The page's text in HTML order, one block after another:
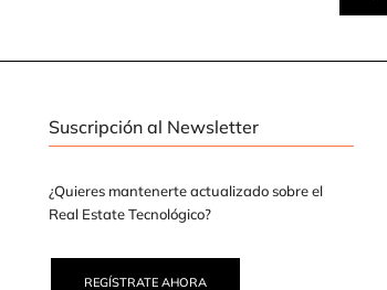
Suscripción al Newsletter
¿Quieres mantenerte actualizado sobre el
Real Estate Tecnológico?
REGÍSTRATE AHORA